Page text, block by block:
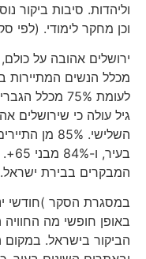
וליהדות. סיבות ביקור
וכן מחקר לימודי. (לפי סקר
מכלל הנשים המתיירות
לעומת 75% מכלל
גיל עולה כי שירושלים
המבקרים בבירת ישראל.
באופן חופשי מה החוויה
הביקור בישראל. במקום